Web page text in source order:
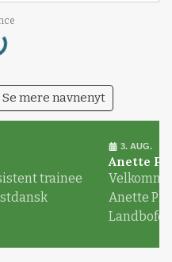
Se mere navnenyt
trainee
3. AUG.
Anette
Anette